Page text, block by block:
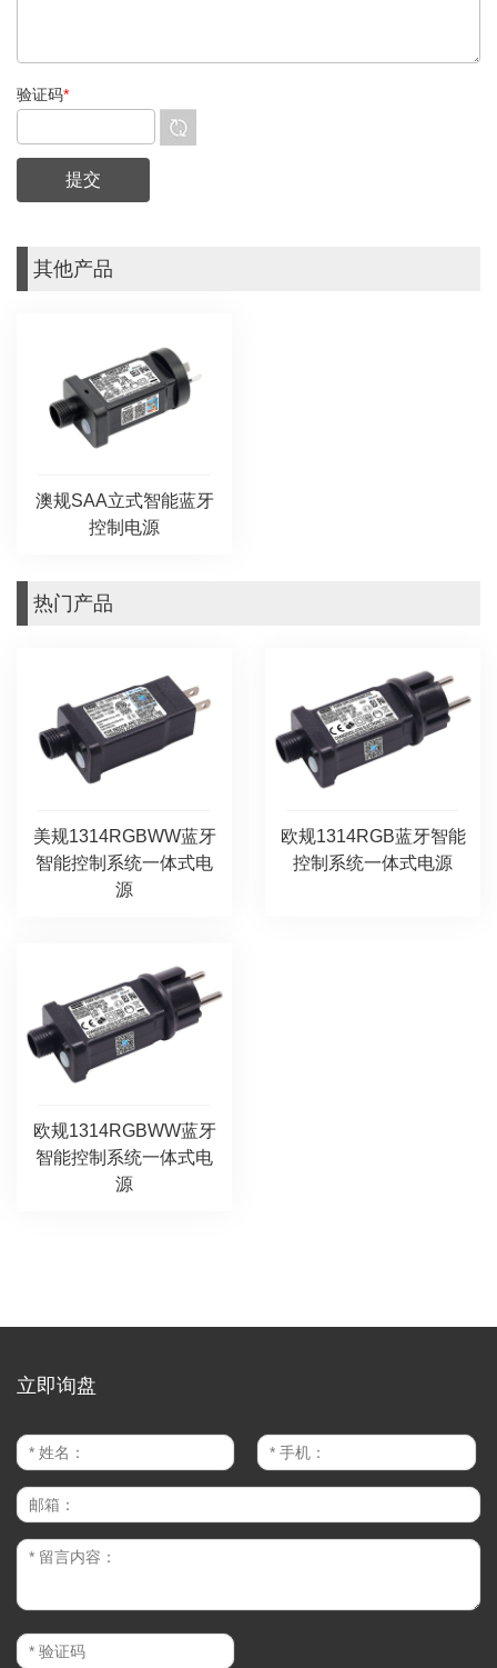
验证码*
其他产品
澳规SAA立式智能蓝牙
控制电源
热门产品
美规1314RGBWW蓝牙
智能控制系统一体式电
源
欧规1314RGB蓝牙智能
控制系统一体式电源
欧规1314RGBWW蓝牙
智能控制系统一体式电
源
立即询盘